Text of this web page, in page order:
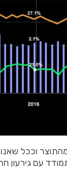
וככל
עם גירעון